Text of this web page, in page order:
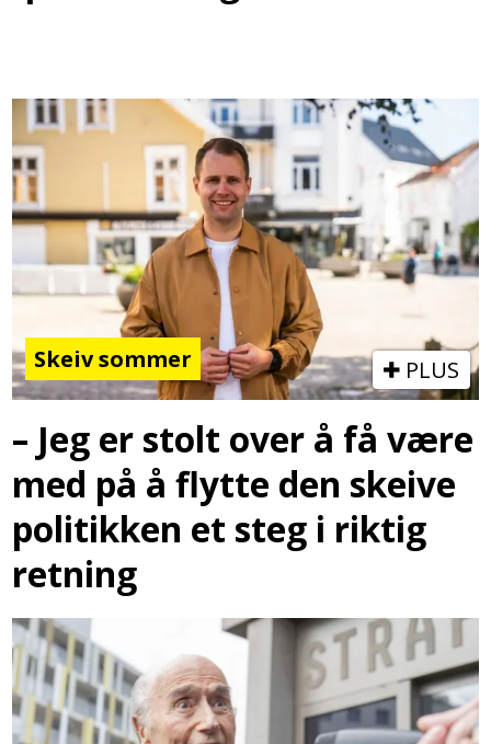
Skeiv sommer PLUS
– Jeg er stolt over å få være
med på å flytte den skeive
politikken et steg i riktig
retning